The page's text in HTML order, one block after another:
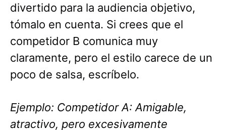
divertido para la audiencia objetivo,
tómalo en cuenta. Si crees que el
competidor B comunica muy
claramente, pero el estilo carece de un
poco de salsa, escríbelo.
Ejemplo: Competidor A: Amigable,
atractivo, pero excesivamente